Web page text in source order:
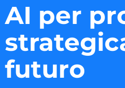
AI per
futuro